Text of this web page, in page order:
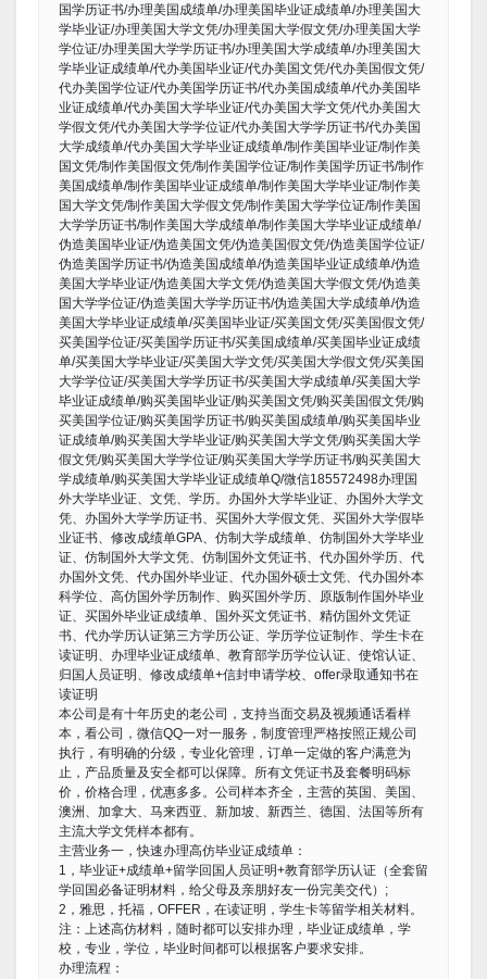
国学历证书/办理美国成绩单/办理美国毕业证成绩单/办理美国大
学毕业证/办理美国大学文凭/办理美国大学假文凭/办理美国大学
学位证/办理美国大学学历证书/办理美国大学成绩单/办理美国大
学毕业证成绩单/代办美国毕业证/代办美国文凭/代办美国假文凭/
代办美国学位证/代办美国学历证书/代办美国成绩单/代办美国毕
业证成绩单/代办美国大学毕业证/代办美国大学文凭/代办美国大
学假文凭/代办美国大学学位证/代办美国大学学历证书/代办美国
大学成绩单/代办美国大学毕业证成绩单/制作美国毕业证/制作美
国文凭/制作美国假文凭/制作美国学位证/制作美国学历证书/制作
美国成绩单/制作美国毕业证成绩单/制作美国大学毕业证/制作美
国大学文凭/制作美国大学假文凭/制作美国大学学位证/制作美国
大学学历证书/制作美国大学成绩单/制作美国大学毕业证成绩单/
伪造美国毕业证/伪造美国文凭/伪造美国假文凭/伪造美国学位证/
伪造美国学历证书/伪造美国成绩单/伪造美国毕业证成绩单/伪造
美国大学毕业证/伪造美国大学文凭/伪造美国大学假文凭/伪造美
国大学学位证/伪造美国大学学历证书/伪造美国大学成绩单/伪造
美国大学毕业证成绩单/买美国毕业证/买美国文凭/买美国假文凭/
买美国学位证/买美国学历证书/买美国成绩单/买美国毕业证成绩
单/买美国大学毕业证/买美国大学文凭/买美国大学假文凭/买美国
大学学位证/买美国大学学历证书/买美国大学成绩单/买美国大学
毕业证成绩单/购买美国毕业证/购买美国文凭/购买美国假文凭/购
买美国学位证/购买美国学历证书/购买美国成绩单/购买美国毕业
证成绩单/购买美国大学毕业证/购买美国大学文凭/购买美国大学
假文凭/购买美国大学学位证/购买美国大学学历证书/购买美国大
学成绩单/购买美国大学毕业证成绩单Q/微信185572498办理国
外大学毕业证、文凭、学历。办国外大学毕业证、办国外大学文
凭、办国外大学学历证书、买国外大学假文凭、买国外大学假毕
业证书、修改成绩单GPA、仿制大学成绩单、仿制国外大学毕业
证、仿制国外大学文凭、仿制国外文凭证书、代办国外学历、代
办国外文凭、代办国外毕业证、代办国外硕士文凭、代办国外本
科学位、高仿国外学历制作、购买国外学历、原版制作国外毕业
证、买国外毕业证成绩单、国外买文凭证书、精仿国外文凭证
书、代办学历认证第三方学历公证、学历学位证制作、学生卡在
读证明、办理毕业证成绩单、教育部学历学位认证、使馆认证、
归国人员证明、修改成绩单+信封申请学校、offer录取通知书在
读证明
本公司是有十年历史的老公司，支持当面交易及视频通话看样
本，看公司，微信QQ一对一服务，制度管理严格按照正规公司
执行，有明确的分级，专业化管理，订单一定做的客户满意为
止，产品质量及安全都可以保障。所有文凭证书及套餐明码标
价，价格合理，优惠多多。公司样本齐全，主营的英国、美国、
澳洲、加拿大、马来西亚、新加坡、新西兰、德国、法国等所有
主流大学文凭样本都有。
主营业务一，快速办理高仿毕业证成绩单：
1，毕业证+成绩单+留学回国人员证明+教育部学历认证（全套留
学回国必备证明材料，给父母及亲朋好友一份完美交代）;
2，雅思，托福，OFFER，在读证明，学生卡等留学相关材料。
注：上述高仿材料，随时都可以安排办理，毕业证成绩单，学
校，专业，学位，毕业时间都可以根据客户要求安排。
办理流程：